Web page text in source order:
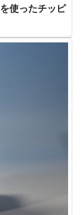
使ったチッピ